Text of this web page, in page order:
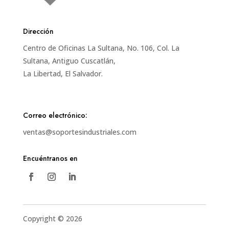
Dirección
Centro de Oficinas La Sultana, No. 106, Col. La
Sultana, Antiguo Cuscatlán,
La Libertad, El Salvador.
Correo electrónico:
ventas@soportesindustriales.com
Encuéntranos en
Copyright © 2026